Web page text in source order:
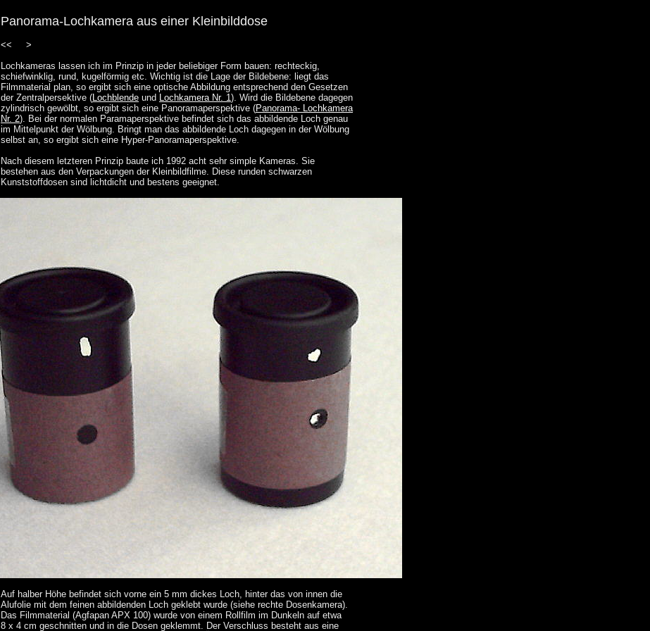
Panorama-Lochkamera aus einer Kleinbilddose
<<
>
Lochkameras lassen ich im Prinzip in jeder beliebiger Form bauen: rechteckig,
schiefwinklig, rund, kugelförmig etc. Wichtig ist die Lage der Bildebene: liegt das
Filmmaterial plan, so ergibt sich eine optische Abbildung entsprechend den Gesetzen
der Zentralpersektive (Lochblende und Lochkamera Nr. 1). Wird die Bildebene dagegen
zylindrisch gewölbt, so ergibt sich eine Panoramaperspektive (Panorama- Lochkamera
Nr. 2). Bei der normalen Paramaperspektive befindet sich das abbildende Loch genau
im Mittelpunkt der Wölbung. Bringt man das abbildende Loch dagegen in der Wölbung
selbst an, so ergibt sich eine Hyper-Panoramaperspektive.
Nach diesem letzteren Prinzip baute ich 1992 acht sehr simple Kameras. Sie
bestehen aus den Verpackungen der Kleinbildfilme. Diese runden schwarzen
Kunststoffdosen sind lichtdicht und bestens geeignet.
Auf halber Höhe befindet sich vorne ein 5 mm dickes Loch, hinter das von innen die
Alufolie mit dem feinen abbildenden Loch geklebt wurde (siehe rechte Dosenkamera).
Das Filmmaterial (Agfapan APX 100) wurde von einem Rollfilm im Dunkeln auf etwa
8 x 4 cm geschnitten und in die Dosen geklemmt. Der Verschluss besteht aus eine